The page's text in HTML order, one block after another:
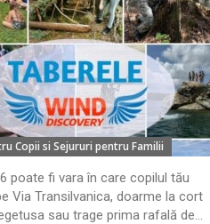
Copii si Sejururi pentru Familii
poate fi vara în care copilul tău
Via Transilvanica, doarme la cort
sau trage prima rafală de...